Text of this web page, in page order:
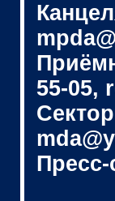
55-05,